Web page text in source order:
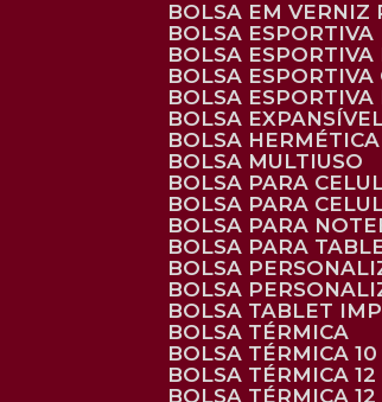
BOLSA EM
BOLSA ESPORTIVA
BOLSA
BOLSA
BOLSA
BOLSA
BOLSA
BOLSA MULTIUSO
BOLSA PARA
BOLSA PARA
BOLSA PARA
BOLSA PARA
BOLSA
BOLSA
BOLSA TABLET
BOLSA TÉRMICA
BOLSA TÉRMICA
BOLSA TÉRMICA
BOLSA TÉRMICA